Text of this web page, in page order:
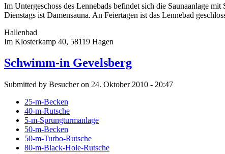
Im Untergeschoss des Lennebads befindet sich die Saunaanlage
Dienstags ist Damensauna. An Feiertagen ist das Lennebad
Hallenbad
Im Klosterkamp 40, 58119 Hagen
Schwimm-in Gevelsberg
Submitted by Besucher on 24. Oktober 2010 - 20:47
25-m-Becken
40-m-Rutsche
5-m-Sprungturmanlage
50-m-Becken
50-m-Turbo-Rutsche
80-m-Black-Hole-Rutsche